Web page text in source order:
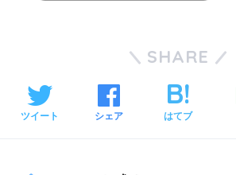
SHARE
ツイート シェア はてブ